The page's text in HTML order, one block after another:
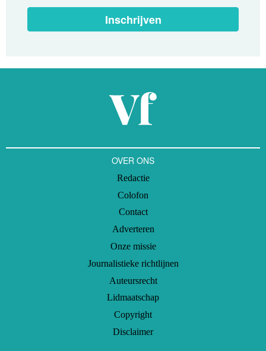
Inschrijven
OVER ONS
Redactie
Colofon
Contact
Adverteren
Onze missie
Journalistieke richtlijnen
Auteursrecht
Lidmaatschap
Copyright
Disclaimer